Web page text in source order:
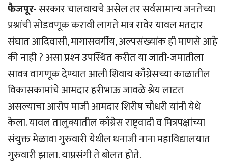
फैजपूर-सरकार चालवायचे असेल तर सर्वसामान्य जनतेच्या
प्रश्नांची सोडवणूक करावी लागते मात्र रावेर यावल मतदार
संघात आदिवासी, मागासवर्गीय, अल्पसंख्यांक ही माणसे आहे
की नाही ? असा प्रश्‍न उपस्थित करीत या जाती-जमातीला
सावत्र वागणूक देण्यात आली शिवाय काँग्रेसच्या काळातील
विकासकामांचे आमदार हरीभाऊ जावळे श्रेय लाटत
असल्याचा आरोप माजी आमदार शिरीष चौधरी यांनी येथे
केला. यावल तालुक्यातील काँग्रेस राष्ट्रवादी व मित्रपक्षांच्या
संयुक्त मेळावा गुरुवारी येथील धनाजी नाना महाविद्यालयात
गुरुवारी झाला. याप्रसंगी ते बोलत होते.